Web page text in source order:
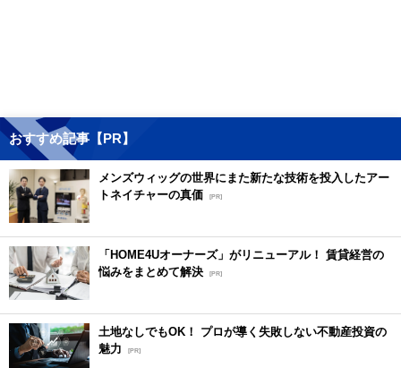
おすすめ記事【PR】
メンズウィッグの世界にまた新たな技術を投入したアー
トネイチャーの真価 [PR]
「HOME4Uオーナーズ」がリニューアル！ 賃貸経営の
悩みをまとめて解決 [PR]
土地なしでもOK！ プロが導く失敗しない不動産投資の
魅力
[PR]